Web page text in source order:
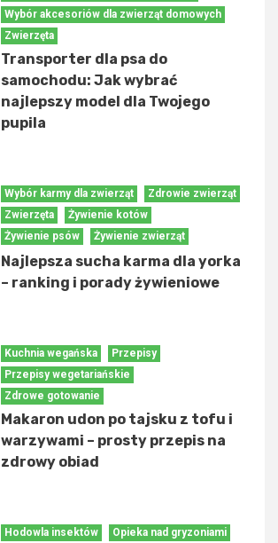
Wybór akcesoriów dla zwierząt domowych
Zwierzęta
Transporter dla psa do
samochodu: Jak wybrać
najlepszy model dla Twojego
pupila
Wybór karmy dla zwierząt
Zdrowie zwierząt
Zwierzęta
Żywienie kotów
Żywienie psów
Żywienie zwierząt
Najlepsza sucha karma dla yorka
– ranking i porady żywieniowe
Kuchnia wegańska
Przepisy
Przepisy wegetariańskie
Zdrowe gotowanie
Makaron udon po tajsku z tofu i
warzywami – prosty przepis na
zdrowy obiad
Hodowla insektów Opieka nad gryzoniami